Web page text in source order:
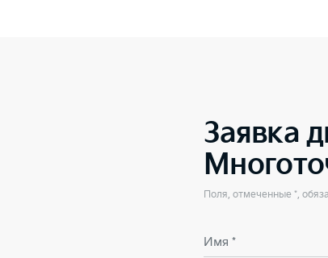
Заявка
Поля, отмеченные *,
Имя *